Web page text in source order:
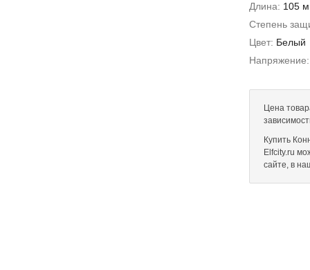
Длина: 105
Степень
Цвет: Белый
Цена
Купить
Elfcity.ru
сайте, в